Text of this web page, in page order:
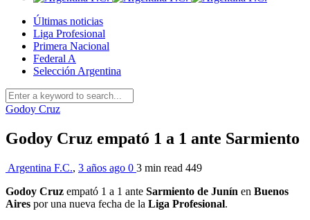
Últimas noticias
Liga Profesional
Primera Nacional
Federal A
Selección Argentina
Godoy Cruz
Godoy Cruz empató 1 a 1 ante Sarmiento
Argentina F.C., 3 años ago 0 3 min read 449
Godoy Cruz empató 1 a 1 ante Sarmiento de Junín en Buenos
Aires por una nueva fecha de la Liga Profesional.